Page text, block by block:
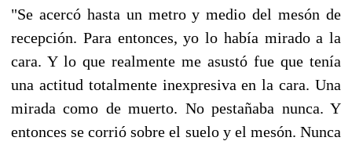
"Se acercó hasta un metro y medio del mesón de
recepción. Para entonces, yo lo había mirado a la
cara. Y lo que realmente me asustó fue que tenía
una actitud totalmente inexpresiva en la cara. Una
mirada como de muerto. No pestañaba nunca. Y
entonces se corrió sobre el suelo y el mesón. Nunca